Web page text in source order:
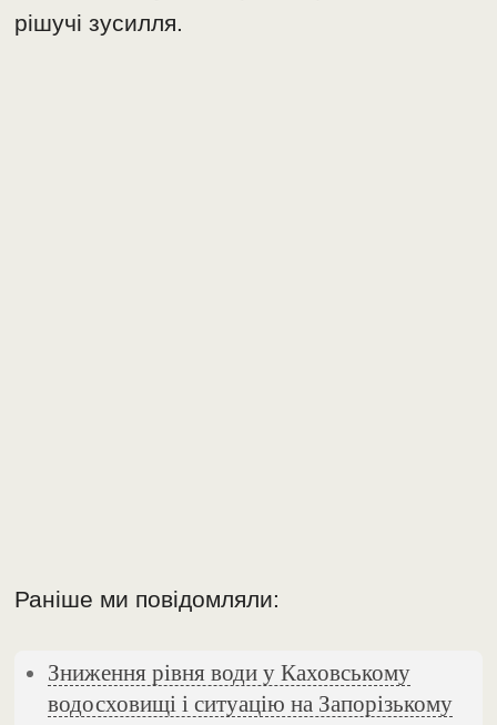
рішучі зусилля.
Раніше ми повідомляли:
Зниження рівня води у Каховському
водосховищі і ситуацію на Запорізькому